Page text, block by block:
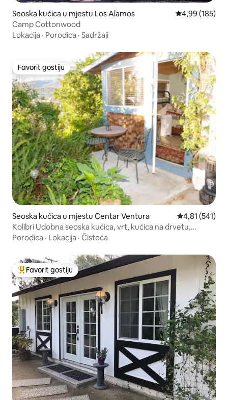
Seoska kućica u mjestu Los Alamos Prosječna
4,99 (185)
Camp Cottonwood
Lokacija · Porodica · Sadržaji
Favorit gostiju
Favorit gostiju
Seoska kućica u mjestu Centar Ventura Prosječna
4,81 (541)
Kolibri Udobna seoska kućica, vrt, kućica na drvetu,
pogledi
Porodica · Lokacija · Čistoća
Glavni favorit gostiju
Favorit gostiju